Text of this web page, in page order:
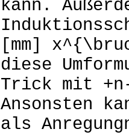
kann.
[mm]
diese
Trick mit
Ansonsten
als